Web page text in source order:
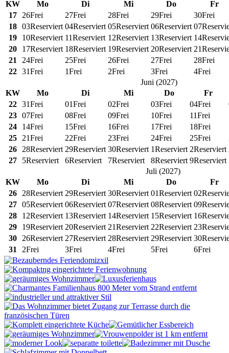
KW
Mo Di Mi Do
Fr
17
26Frei 27Frei 28Frei 29Frei 30Frei
18 03Reserviert 04Reserviert 05Reserviert 06Reserviert 07
19
10Reserviert 11Reserviert 12Reserviert 13Reserviert 14
20
17Reserviert 18Reserviert 19Reserviert 20Reserviert 21
21
24Frei 25Frei 26Frei 27Frei 28Frei
22 31Frei 1Frei 2Frei 3Frei 4Frei
Juni (2027)
KW
Mo Di Mi Do
Fr
22 31Frei 01Frei 02Frei 03Frei 04Frei
23 07Frei 08Frei 09Frei 10Frei 11Frei
24
14Frei 15Frei 16Frei 17Frei 18Frei
25
21Frei 22Frei 23Frei 24Frei 25Frei
26
28Reserviert 29Reserviert 30Reserviert 1Reserviert 2Reserviert
27
5Reserviert 6Reserviert 7Reserviert 8Reserviert 9Reserviert
Juli (2027)
KW
Mo Di Mi Do
Fr
26
28Reserviert 29Reserviert 30Reserviert 01Reserviert 02
27 05Reserviert 06Reserviert 07Reserviert 08Reserviert 09
28
12Reserviert 13Reserviert 14Reserviert 15Reserviert 16
29
19Reserviert 20Reserviert 21Reserviert 22Reserviert 23
30
26Reserviert 27Reserviert 28Reserviert 29Reserviert 30
31
2Frei 3Frei 4Frei 5Frei 6Frei